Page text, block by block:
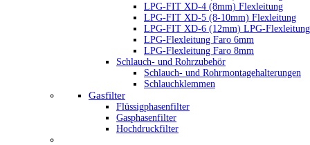
LPG-FIT XD-4 (8mm) Flexleitung
LPG-FIT XD-5 (8-10mm) Flexleitung
LPG-FIT XD-6 (12mm) LPG-Flexleitung
LPG-Flexleitung Faro 6mm
LPG-Flexleitung Faro 8mm
Schlauch- und Rohrzubehör
Schlauch- und Rohrmontagehalterungen
Schlauchklemmen
Gasfilter
Flüssigphasenfilter
Gasphasenfilter
Hochdruckfilter